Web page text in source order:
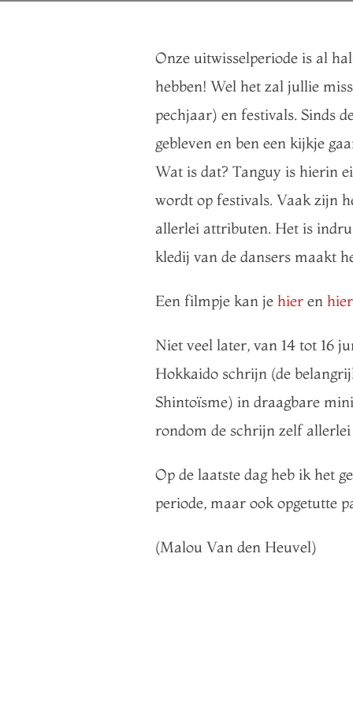
Onze uitwisselperiode is al
hebben! Wel het zal jullie
pechjaar) en festivals. Sinds
gebleven en ben een kijkje
Wat is dat? Tanguy is hierin
wordt op festivals. Vaak zijn
allerlei attributen. Het is
kledij van de dansers maakt
Een filmpje kan je hier en hier
Niet veel later, van 14 tot 16
Hokkaido schrijn (de
Shintoïsme) in draagbare
rondom de schrijn zelf
Op de laatste dag heb ik het
periode, maar ook opgetutte
(Malou Van den Heuvel)